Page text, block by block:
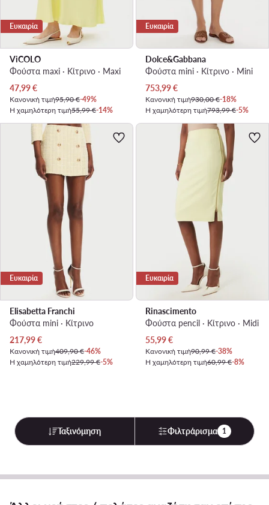
Ευκαιρία
ViCOLO
Φούστα maxi · Κίτρινο · Maxi
Τρέχουσα τιμή
47,99€
Κανονική τιμή95,90 €-49%
Η χαμηλότερη τιμή55,99 €-14%
Ευκαιρία
Dolce&Gabbana
Φούστα mini · Κίτρινο · Mini
Τρέχουσα τιμή
753,99€
Κανονική τιμή930,00 €-18%
Η χαμηλότερη τιμή793,99 €-5%
Ευκαιρία
Elisabetta Franchi
Φούστα mini · Κίτρινο
Τρέχουσα τιμή
217,99€
Κανονική τιμή409,90 €-46%
Η χαμηλότερη τιμή229,99 €-5%
Ευκαιρία
Rinascimento
Φούστα pencil · Κίτρινο · Midi
Τρέχουσα τιμή
55,99€
Κανονική τιμή90,99 €-38%
Η χαμηλότερη τιμή60,99 €-8%
Ταξινόμηση Φιλτράρισμα 1